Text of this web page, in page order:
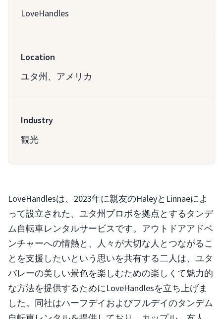
LoveHandles
Location
ユタ州、アメリカ
Industry
観光
LoveHandlesは、2023年に親友のHaleyとLinnaeによ
って設立された、ユタ州プロボを拠点とするタンデ
ム自転車レンタルサービスです。アウトドアアドベ
ンチャーへの情熱と、人々が大切な人とつながるこ
とを支援したいという思いを共有する二人は、ユタ
バレーの美しい景色を楽しむための楽しくて魅力的
な方法を提供するためにLoveHandlesを立ち上げま
した。同社はハーフデイおよびフルデイのタンデム